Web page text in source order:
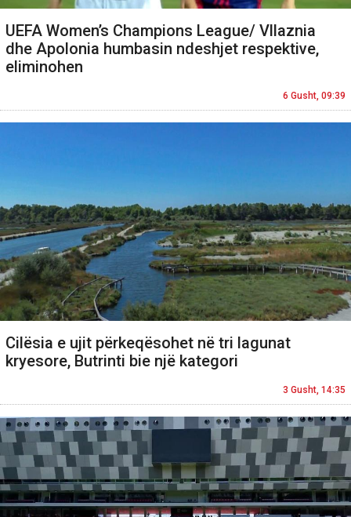
UEFA Women’s Champions League/ Vllaznia
dhe Apolonia humbasin ndeshjet respektive,
eliminohen
6 Gusht, 09:39
Cilësia e ujit përkeqësohet në tri lagunat
kryesore, Butrinti bie një kategori
3 Gusht, 14:35